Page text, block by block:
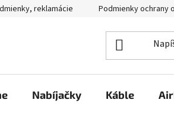
reklamácie Podmienky ochrany
Nabíjačky Káble